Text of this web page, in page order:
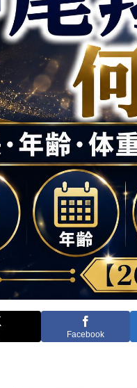
Facebook